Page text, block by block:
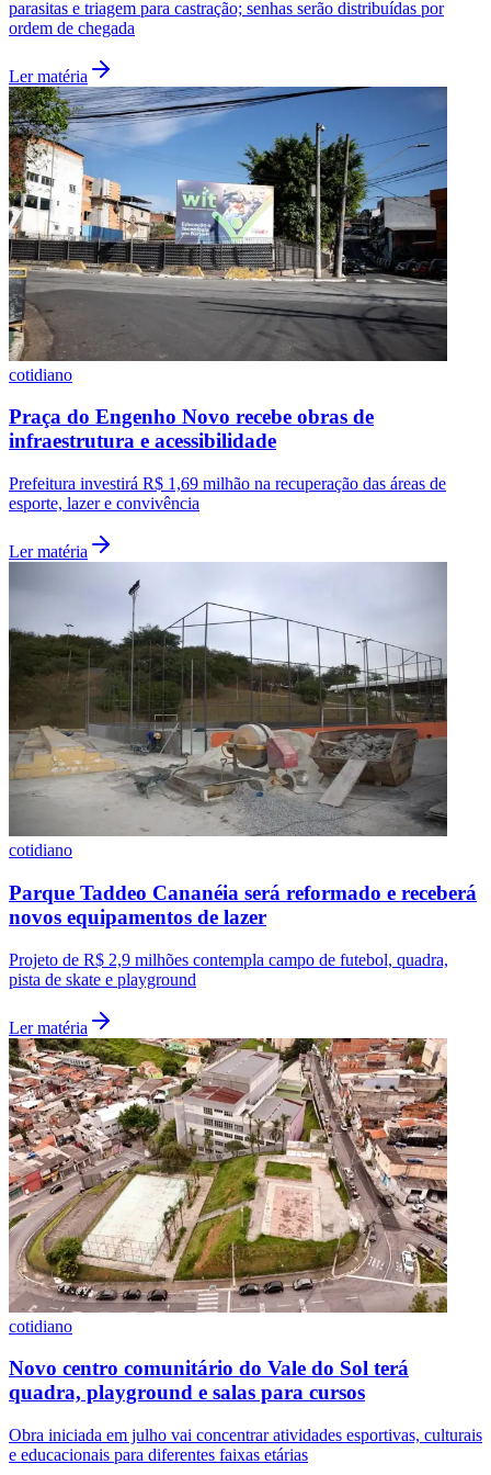
Fluminense
Vasco
parasitas e triagem para castração; senhas serão distribuídas por
ordem de chegada
Ler matéria
cotidiano
Praça do Engenho Novo recebe obras de
infraestrutura e acessibilidade
Prefeitura investirá R$ 1,69 milhão na recuperação das áreas de
esporte, lazer e convivência
Ler matéria
cotidiano
Parque Taddeo Cananéia será reformado e receberá
novos equipamentos de lazer
Projeto de R$ 2,9 milhões contempla campo de futebol, quadra,
pista de skate e playground
Ler matéria
cotidiano
Novo centro comunitário do Vale do Sol terá
quadra, playground e salas para cursos
Obra iniciada em julho vai concentrar atividades esportivas, culturais
e educacionais para diferentes faixas etárias